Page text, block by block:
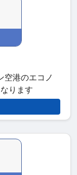
空港のエコノ
ります